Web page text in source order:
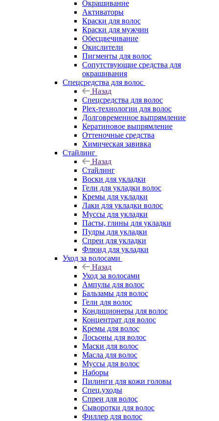
Окрашивание
Активаторы
Краски для волос
Краски для мужчин
Обесцвечивание
Окислители
Пигменты для волос
Сопутствующие средства для
окрашивания
Спецсредства для волос
Назад
Спецсредства для волос
Plex-технологии для волос
Долговременное выпрямление
Кератиновое выпрямление
Оттеночные средства
Химическая завивка
Стайлинг
Назад
Стайлинг
Воски для укладки
Гели для укладки волос
Кремы для укладки
Лаки для укладки волос
Муссы для укладки
Пасты, глины для укладки
Пудры для укладки
Спреи для укладки
Флюид для укладки
Уход за волосами
Назад
Уход за волосами
Ампулы для волос
Бальзамы для волос
Гели для волос
Кондиционеры для волос
Концентрат для волос
Кремы для волос
Лосьоны для волос
Маски для волос
Масла для волос
Муссы для волос
Наборы
Пилинги для кожи головы
Спец.уходы
Спреи для волос
Сыворотки для волос
Филлер для волос